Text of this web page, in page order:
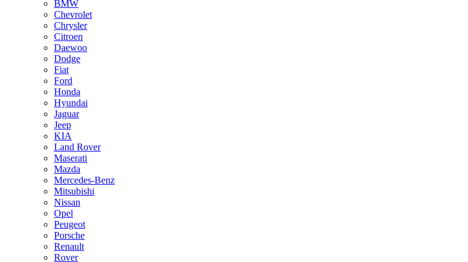
BMW
Chevrolet
Chrysler
Citroen
Daewoo
Dodge
Fiat
Ford
Honda
Hyundai
Jaguar
Jeep
KIA
Land Rover
Maserati
Mazda
Mercedes-Benz
Mitsubishi
Nissan
Opel
Peugeot
Porsche
Renault
Rover